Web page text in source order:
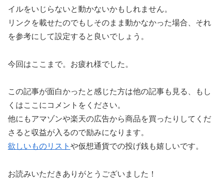
イルをいじらないと動かないかもしれません。
リンクを載せたのでもしそのまま動かなかった場合、それ
を参考にして設定すると良いでしょう。
今回はここまで。お疲れ様でした。
この記事が面白かったと感じた方は他の記事も見る、もし
くはここにコメントをください。
他にもアマゾンや楽天の広告から商品を買ったりしてくだ
さると収益が入るので励みになります。
欲しいものリスト や仮想通貨での投げ銭も嬉しいです。
お読みいただきありがとうございました！